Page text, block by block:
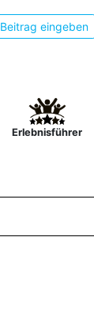
Beitrag eingeben
Erlebnisführer